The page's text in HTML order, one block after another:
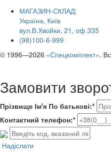
МАГАЗИН-СКЛАД:
Україна, Київ
вул.В.Хвойки, 21, оф.335
(98)100-6-999
© 1996—2026 «Спецкомплект».
Замовити
Прізвище Ім'я По батькові:*
Контактний телефон:*
Надіслати